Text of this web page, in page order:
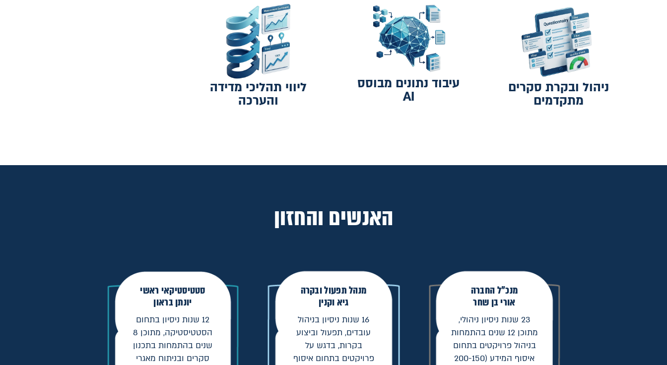
ניהול ובקרת סקרים
מתקדמים
עיבוד נתונים מבוסס
AI
ליווי תהליכי מדידה
והערכה
האנשים והחזון
מנכ"ל החברה
אורי בן שחר
23 שנות ניסיון ניהולי,
מתוכן 12 שנים בהתמחות
בניהול פרויקטים בתחום
איסוף המידע (200-150
מנהל תפעול ובקרה
גיא וקנין
16 שנות ניסיון בניהול
עובדים, תפעול וביצוע
בקרות, בדגש על
פרויקטים בתחום איסוף
סטטיסטיקאי ראשי
יונתן בראון
12 שנות ניסיון בתחום
הסטטיסטיקה, מתוכן 8
שנים בהתמחות בתכנון
סקרים ובניתוח מאגרי